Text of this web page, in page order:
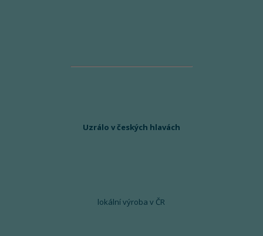
Uzrálo v českých hlavách
lokální výroba v ČR